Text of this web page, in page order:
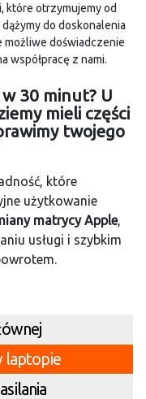
które otrzymujemy od
do doskonalenia
możliwe doświadczenie
współpracę z nami.
30 minut? U
mieli części
twojego
które
użytkowanie
matrycy Apple,
usługi i szybkim
laptopie